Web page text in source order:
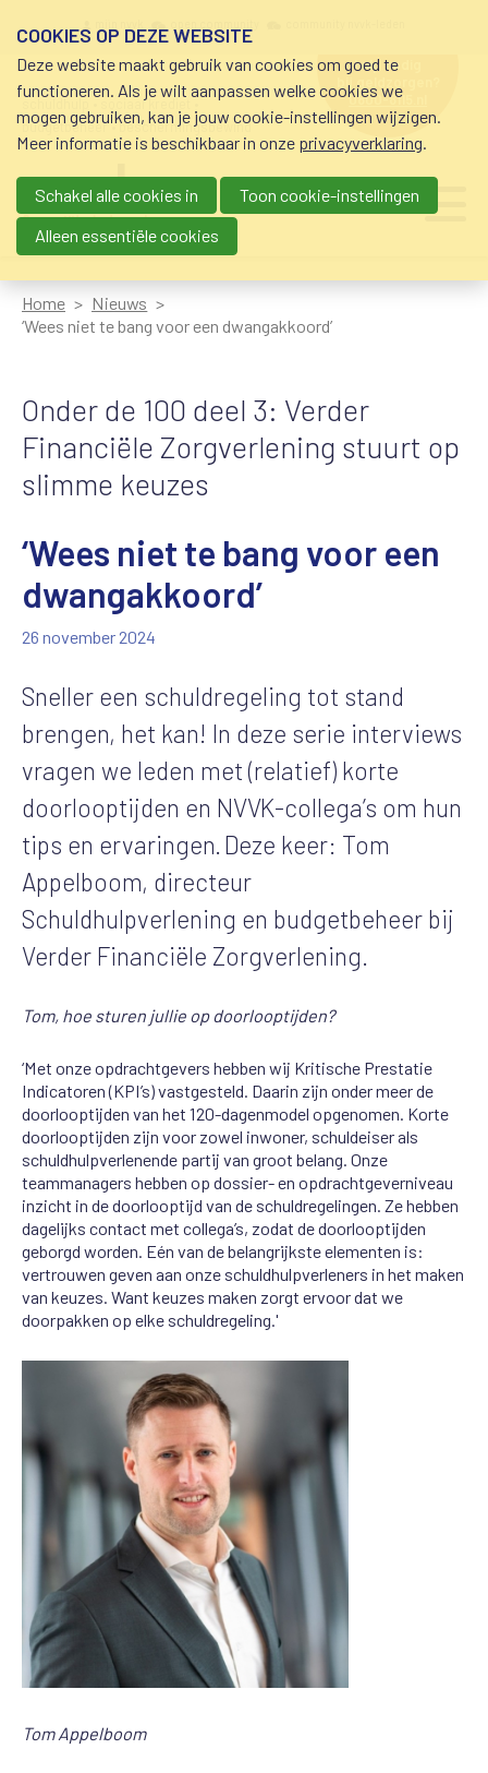
schuldhulp • sociaal krediet •
budgetbeheer • beschermingsbewind
hulp nodig
bij geldzorgen?
0800-8115.nl
Main navigation
Home
Nieuws
‘Wees niet te bang voor een dwangakkoord’
Onder de 100 deel 3: Verder
Financiële Zorgverlening stuurt op
slimme keuzes
‘Wees niet te bang voor een
dwangakkoord’
26 november 2024
Sneller een schuldregeling tot stand
brengen, het kan! In deze serie interviews
vragen we leden met (relatief) korte
doorlooptijden en NVVK-collega’s om hun
tips en ervaringen. Deze keer: Tom
Appelboom, directeur
Schuldhulpverlening en budgetbeheer bij
Verder Financiële Zorgverlening.
Tom, hoe sturen jullie op doorlooptijden?
‘Met onze opdrachtgevers hebben wij Kritische Prestatie
Indicatoren (KPI’s) vastgesteld. Daarin zijn onder meer de
doorlooptijden van het 120-dagenmodel opgenomen. Korte
doorlooptijden zijn voor zowel inwoner, schuldeiser als
schuldhulpverlenende partij van groot belang. Onze
teammanagers hebben op dossier- en opdrachtgeverniveau
inzicht in de doorlooptijd van de schuldregelingen. Ze hebben
dagelijks contact met collega’s, zodat de doorlooptijden
geborgd worden. Eén van de belangrijkste elementen is:
vertrouwen geven aan onze schuldhulpverleners in het maken
van keuzes. Want keuzes maken zorgt ervoor dat we
doorpakken op elke schuldregeling.'
Tom Appelboom
COOKIES OP DEZE WEBSITE
Deze website maakt gebruik van cookies om goed te
functioneren. Als je wilt aanpassen welke cookies we
mogen gebruiken, kan je jouw cookie-instellingen wijzigen.
Meer informatie is beschikbaar in onze privacyverklaring.
Schakel alle cookies in
Toon cookie-instellingen
Alleen essentiële cookies